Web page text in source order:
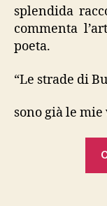
splendida
commenta
poeta.
“Le strade di
sono già le mie